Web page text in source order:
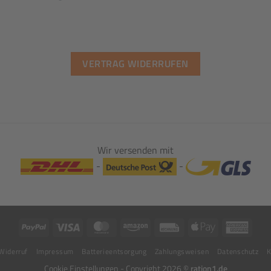
VERTRAG WIDERRUFEN
Wir versenden mit
-
-
PayPal Visa MasterCardAmazon Rechung
Apple
Impressum Batterieentsorgung Zahlungsweisen Datenschutz